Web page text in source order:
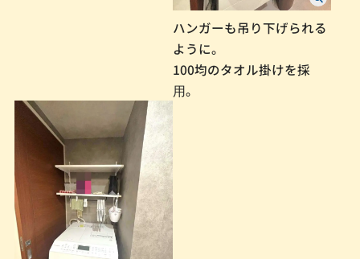
ハンガーも吊り下げられる
ように。
100均のタオル掛けを採
⽤。